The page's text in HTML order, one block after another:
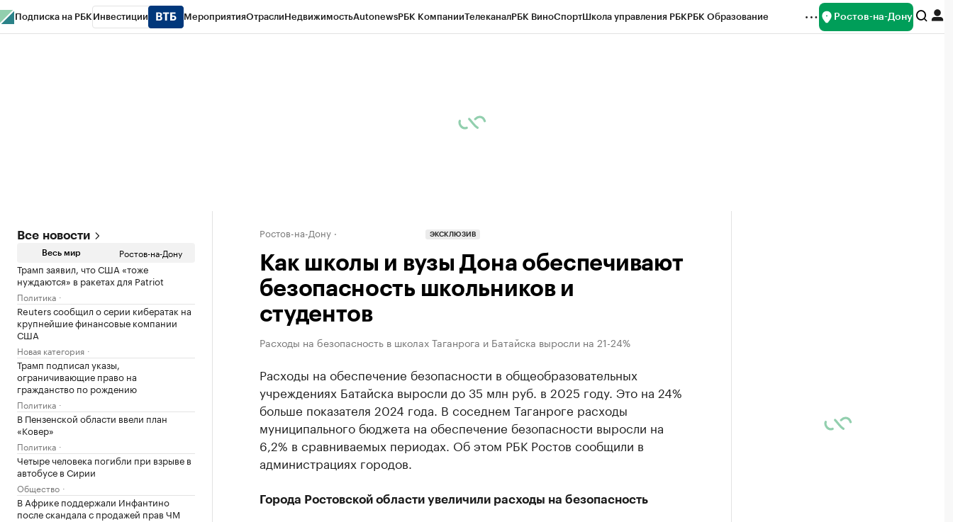
Подписка на РБК Инвестиции МероприятияОтраслиНедвижимостьAutonewsРБК КомпанииТелеканалРБК ВиноСпортШкола управления РБКРБК Образование Ростов-на-Дону
Все новости
Весь мир Ростов-на-Дону
Трамп заявил, что США «тоже
нуждаются» в ракетах для Patriot
Политика
Reuters сообщил о серии кибератак на
крупнейшие финансовые компании
США
Новая категория
Трамп подписал указы,
ограничивающие право на
гражданство по рождению
Политика
В Пензенской области ввели план
«Ковер»
Политика
Четыре человека погибли при взрыве в
автобусе в Сирии
Общество
В Африке поддержали Инфантино
после скандала с продажей прав ЧМ
Ростов-на-Дону ЭКСКЛЮЗИВ
Как школы и вузы Дона обеспечивают
безопасность школьников и
студентов
Расходы на безопасность в школах Таганрога и Батайска выросли на 21-24%
Расходы на обеспечение безопасности в общеобразовательных
учреждениях Батайска выросли до 35 млн руб. в 2025 году. Это на 24%
больше показателя 2024 года. В соседнем Таганроге расходы
муниципального бюджета на обеспечение безопасности выросли на
6,2% в сравниваемых периодах. Об этом РБК Ростов сообщили в
администрациях городов.
Города Ростовской области увеличили расходы на безопасность